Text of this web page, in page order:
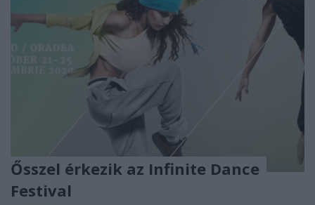
Ősszel érkezik az Infinite Dance
Festival